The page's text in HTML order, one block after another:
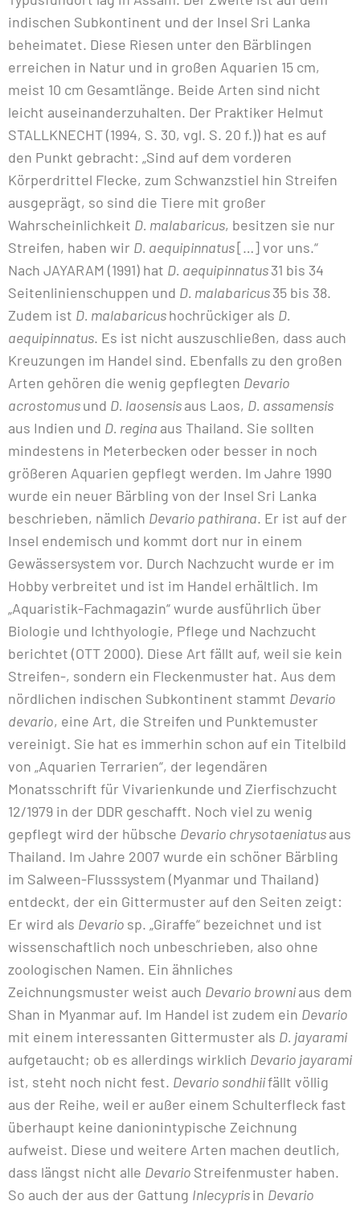
indischen Subkontinent und der Insel Sri Lanka
beheimatet. Diese Riesen unter den Bärblingen
erreichen in Natur und in großen Aquarien 15 cm,
meist 10 cm Gesamtlänge. Beide Arten sind nicht
leicht auseinanderzuhalten. Der Praktiker Helmut
STALLKNECHT (1994, S. 30, vgl. S. 20 f.)) hat es auf
den Punkt gebracht: „Sind auf dem vorderen
Körperdrittel Flecke, zum Schwanzstiel hin Streifen
ausgeprägt, so sind die Tiere mit großer
Wahrscheinlichkeit D. malabaricus, besitzen sie nur
Streifen, haben wir D. aequipinnatus[…] vor uns.“
Nach JAYARAM (1991) hat D. aequipinnatus31 bis 34
Seitenlinienschuppen und D. malabaricus35 bis 38.
Zudem ist D. malabaricushochrückiger als D.
aequipinnatus. Es ist nicht auszuschließen, dass auch
Kreuzungen im Handel sind. Ebenfalls zu den großen
Arten gehören die wenig gepflegten Devario
acrostomusund D. laosensisaus Laos, D. assamensis
aus Indien und D. regina aus Thailand. Sie sollten
mindestens in Meterbecken oder besser in noch
größeren Aquarien gepflegt werden. Im Jahre 1990
wurde ein neuer Bärbling von der Insel Sri Lanka
beschrieben, nämlich Devario pathirana. Er ist auf der
Insel endemisch und kommt dort nur in einem
Gewässersystem vor. Durch Nachzucht wurde er im
Hobby verbreitet und ist im Handel erhältlich. Im
„Aquaristik-Fachmagazin“ wurde ausführlich über
Biologie und Ichthyologie, Pflege und Nachzucht
berichtet (OTT 2000). Diese Art fällt auf, weil sie kein
Streifen-, sondern ein Fleckenmuster hat. Aus dem
nördlichen indischen Subkontinent stammt Devario
devario, eine Art, die Streifen und Punktemuster
vereinigt. Sie hat es immerhin schon auf ein Titelbild
von „Aquarien Terrarien“, der legendären
Monatsschrift für Vivarienkunde und Zierfischzucht
12/1979 in der DDR geschafft. Noch viel zu wenig
gepflegt wird der hübsche Devario chrysotaeniatusaus
Thailand. Im Jahre 2007 wurde ein schöner Bärbling
im Salween-Flusssystem (Myanmar und Thailand)
entdeckt, der ein Gittermuster auf den Seiten zeigt:
Er wird als Devario sp. „Giraffe“ bezeichnet und ist
wissenschaftlich noch unbeschrieben, also ohne
zoologischen Namen. Ein ähnliches
Zeichnungsmuster weist auch Devario browniaus dem
Shan in Myanmar auf. Im Handel ist zudem ein Devario
mit einem interessanten Gittermuster als D. jayarami
aufgetaucht; ob es allerdings wirklich Devario jayarami
ist, steht noch nicht fest. Devario sondhiifällt völlig
aus der Reihe, weil er außer einem Schulterfleck fast
überhaupt keine danionintypische Zeichnung
aufweist. Diese und weitere Arten machen deutlich,
dass längst nicht alle Devario Streifenmuster haben.
So auch der aus der Gattung Inlecyprisin Devario